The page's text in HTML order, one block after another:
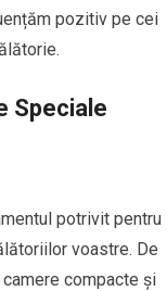
pozitiv pe cei
Speciale
potrivit pentru
voastre. De
compacte și